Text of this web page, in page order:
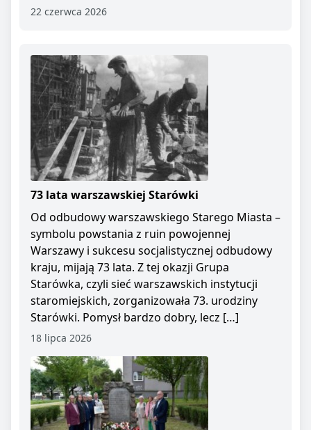
22 czerwca 2026
73 lata warszawskiej Starówki
Od odbudowy warszawskiego Starego Miasta –
symbolu powstania z ruin powojennej
Warszawy i sukcesu socjalistycznej odbudowy
kraju, mijają 73 lata. Z tej okazji Grupa
Starówka, czyli sieć warszawskich instytucji
staromiejskich, zorganizowała 73. urodziny
Starówki. Pomysł bardzo dobry, lecz […]
18 lipca 2026